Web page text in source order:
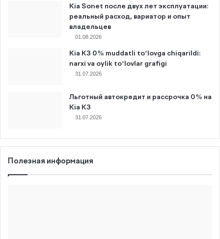
Kia Sonet после двух лет эксплуатации:
реальный расход, вариатор и опыт
владельцев
01.08.2026
Kia K3 0% muddatli to‘lovga chiqarildi:
narxi va oylik to‘lovlar grafigi
31.07.2026
Льготный автокредит и рассрочка 0% на
Kia K3
31.07.2026
Полезная информация